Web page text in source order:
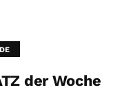
der Woche